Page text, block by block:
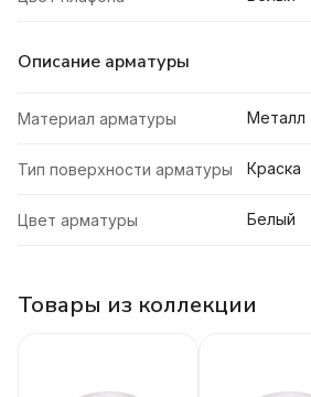
Описание арматуры
Материал арматуры Металл
Тип поверхности арматуры Краска
Цвет арматуры Белый
Товары из коллекции